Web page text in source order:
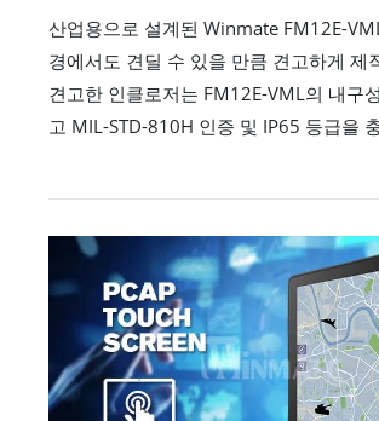
산업용으로 설계된 Winmate FM12E-
경에서도 견딜 수 있을 만큼 견고하게 제
견고한 인클로저는 FM12E-VML의 내구
고 MIL-STD-810H 인증 및 IP65 등급을